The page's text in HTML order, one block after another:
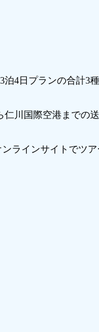
泊4日プランの合計3
川国際空港までの
ラインサイトでツ